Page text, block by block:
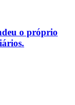
o próprio